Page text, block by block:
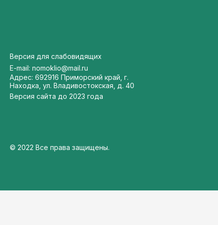
Версия для слабовидящих
E-mail: nomoklio@mail.ru
Адрес: 692916 Приморский край, г.
Находка, ул. Владивостокская, д. 40
Версия сайта до 2023 года
© 2022 Все права защищены.